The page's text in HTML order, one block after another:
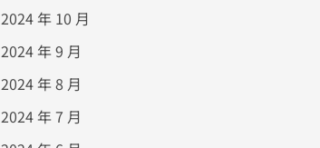
2024 年 10 月
2024 年 9 月
2024 年 8 月
2024 年 7 月